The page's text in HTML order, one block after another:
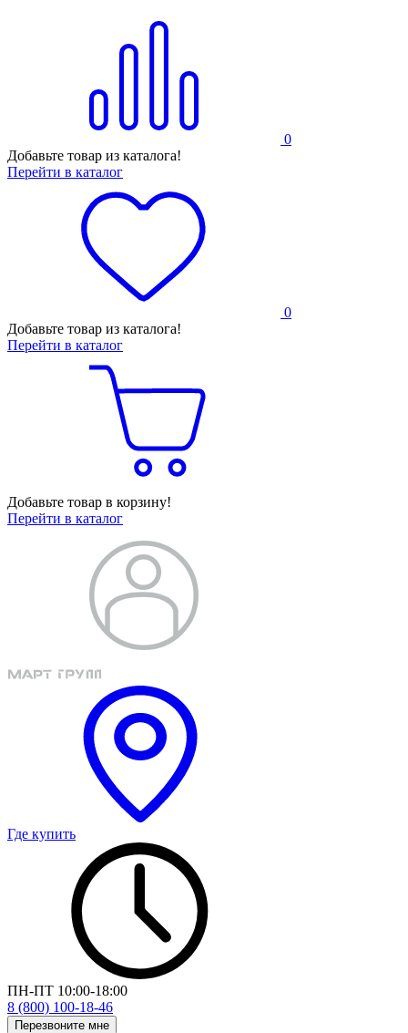
0
Добавьте товар из каталога!
Перейти в каталог
0
Добавьте товар из каталога!
Перейти в каталог
Добавьте товар в корзину!
Перейти в каталог
Где купить
ПН-ПТ 10:00-18:00
8 (800) 100-18-46
Перезвоните мне